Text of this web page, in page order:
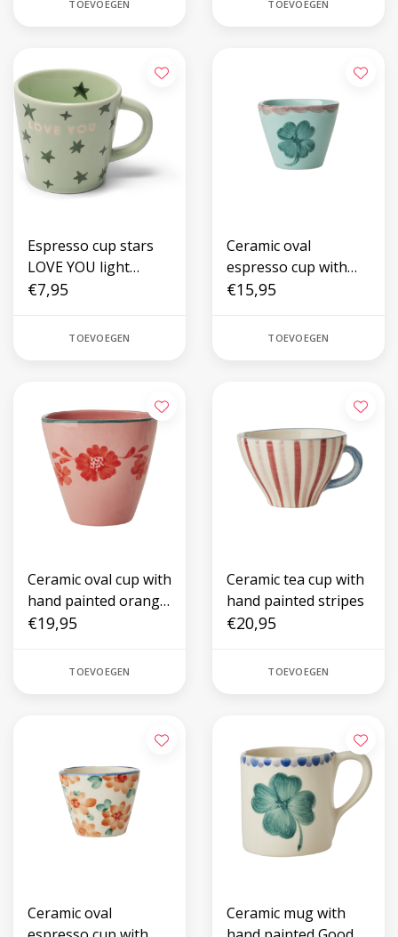
TOEVOEGEN TOEVOEGEN
Espresso cup stars
LOVE YOU light
green
€7,95
TOEVOEGEN
Ceramic oval
espresso cup with
hand painted good
€15,95
TOEVOEGEN
Ceramic oval cup with
hand painted orange
flower vine
€19,95
TOEVOEGEN
Ceramic tea cup with
hand painted stripes
€20,95
TOEVOEGEN
Ceramic oval
Ceramic mug with